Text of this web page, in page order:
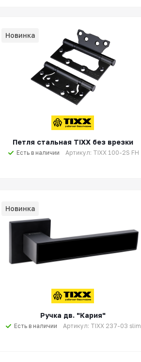
Новинка
Петля стальная TIXX без врезки
Есть в наличии Артикул: TIXX 100-2S FH
Новинка
Ручка дв. "Кария"
Есть в наличии Артикул: TIXX 237-03 slim